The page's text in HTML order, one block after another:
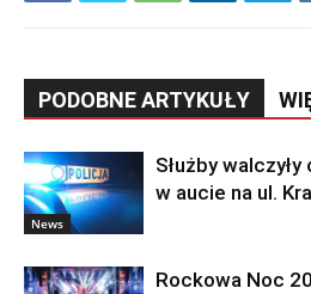
PODOBNE ARTYKUŁY
News
Służby
w aucie na ul.
Rockowa Noc